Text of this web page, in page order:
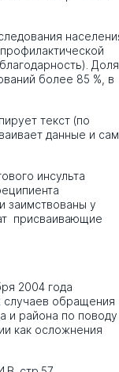
Доля
более 85 %, в
текст (по
данные и
инсульта
заимствованы у
присваивающие
2004 года
случаев обращения
и района по поводу
как осложнения